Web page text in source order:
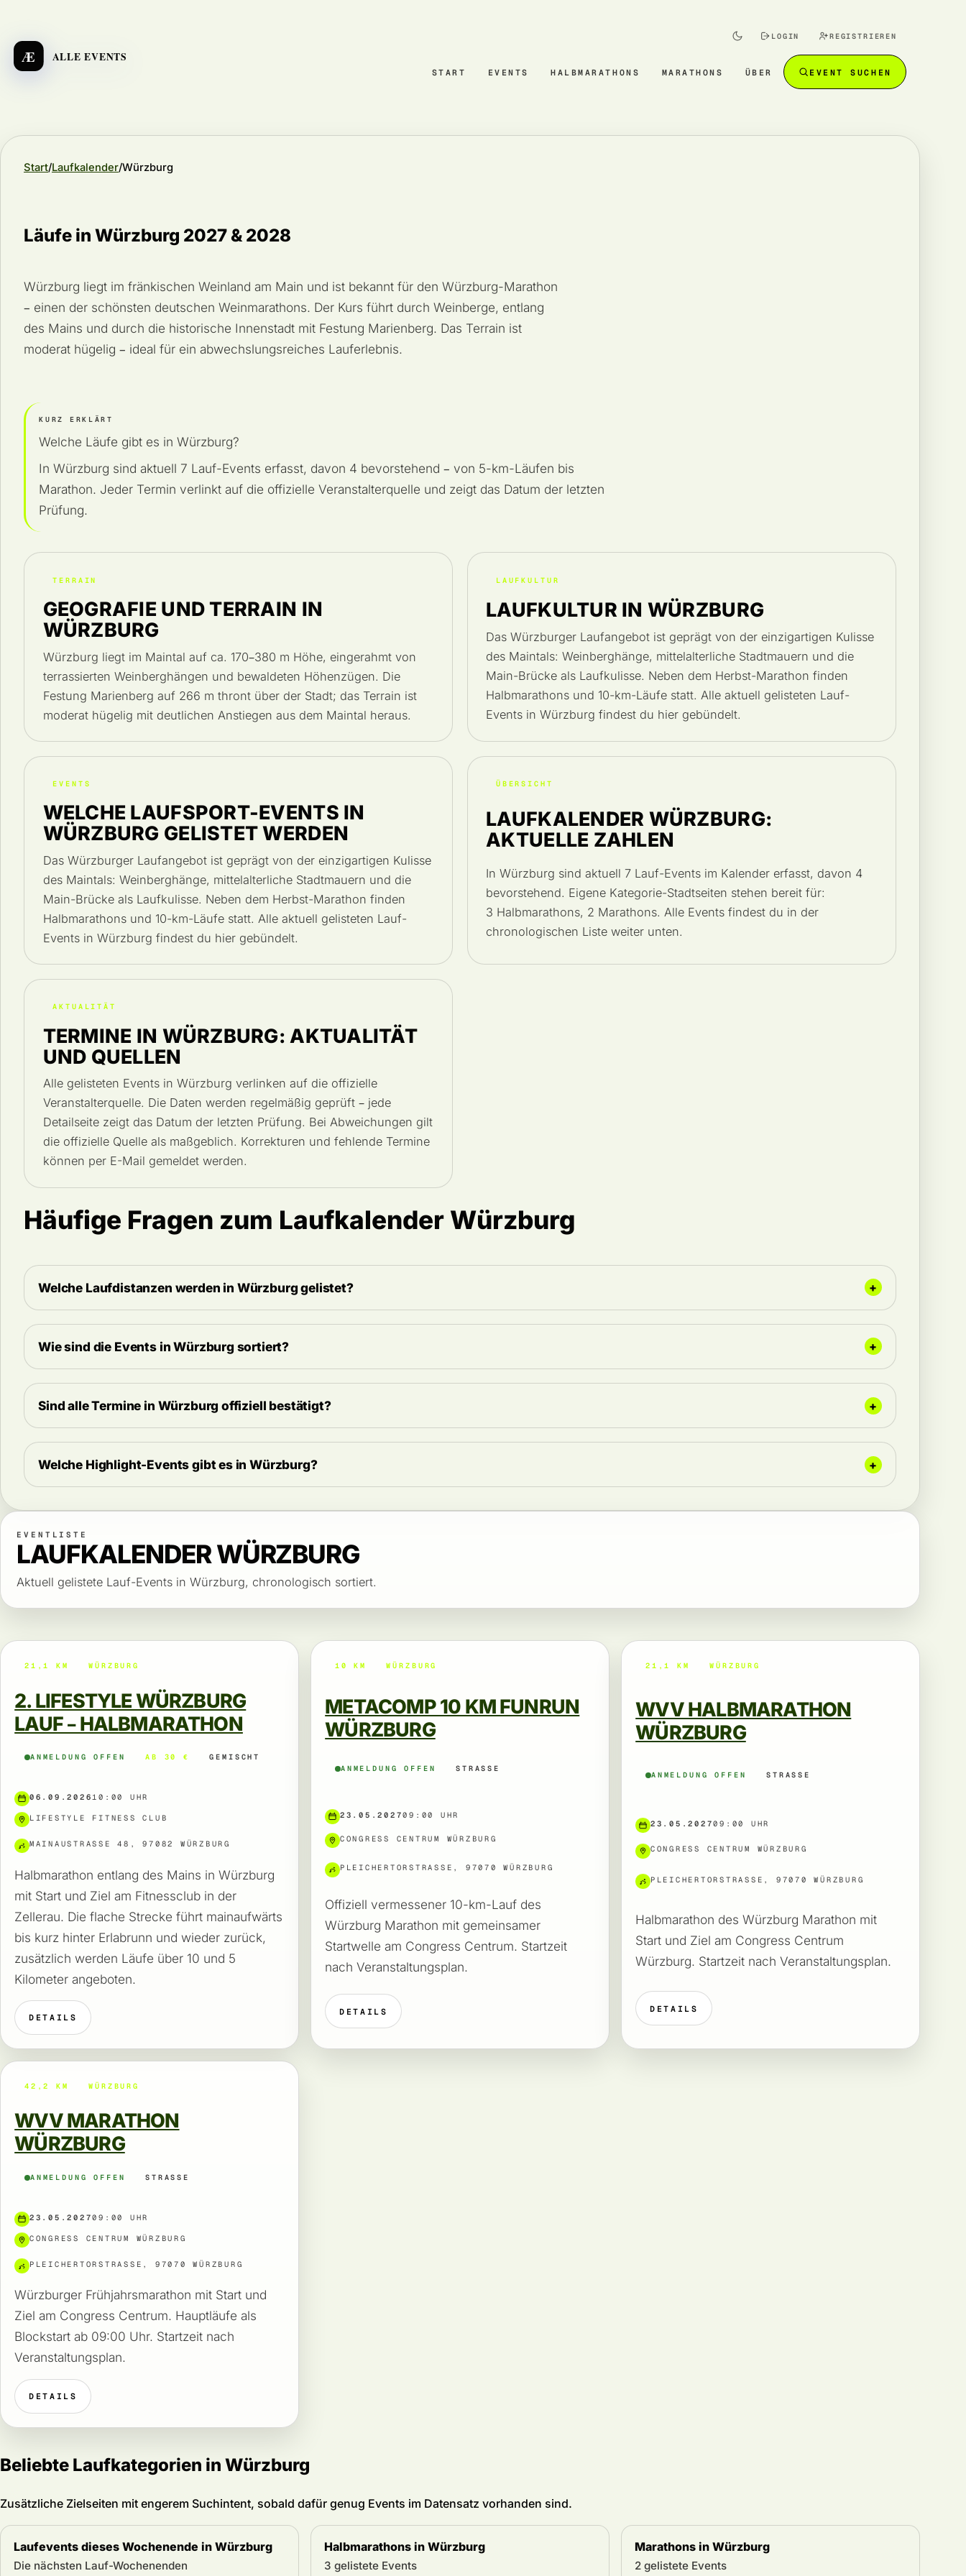
Æ ALLE EVENTS
LOGIN REGISTRIEREN
START EVENTS HALBMARATHONS MARATHONS ÜBER EVENT SUCHEN
Start Laufkalender Würzburg
Läufe in Würzburg 2027 & 2028
Würzburg liegt im fränkischen Weinland am Main und ist bekannt für den Würzburg-Marathon
– einen der schönsten deutschen Weinmarathons. Der Kurs führt durch Weinberge, entlang
des Mains und durch die historische Innenstadt mit Festung Marienberg. Das Terrain ist
moderat hügelig – ideal für ein abwechslungsreiches Lauferlebnis.
KURZ ERKLÄRT
Welche Läufe gibt es in Würzburg?
In Würzburg sind aktuell 7 Lauf-Events erfasst, davon 4 bevorstehend – von 5-km-Läufen bis
Marathon. Jeder Termin verlinkt auf die offizielle Veranstalterquelle und zeigt das Datum der letzten
Prüfung.
TERRAIN
GEOGRAFIE UND TERRAIN IN
WÜRZBURG
Würzburg liegt im Maintal auf ca. 170–380 m Höhe, eingerahmt von
terrassierten Weinberghängen und bewaldeten Höhenzügen. Die
Festung Marienberg auf 266 m thront über der Stadt; das Terrain ist
moderat hügelig mit deutlichen Anstiegen aus dem Maintal heraus.
LAUFKULTUR
LAUFKULTUR IN WÜRZBURG
Das Würzburger Laufangebot ist geprägt von der einzigartigen Kulisse
des Maintals: Weinberghänge, mittelalterliche Stadtmauern und die
Main-Brücke als Laufkulisse. Neben dem Herbst-Marathon finden
Halbmarathons und 10-km-Läufe statt. Alle aktuell gelisteten Lauf-
Events in Würzburg findest du hier gebündelt.
EVENTS
WELCHE LAUFSPORT-EVENTS IN
WÜRZBURG GELISTET WERDEN
Das Würzburger Laufangebot ist geprägt von der einzigartigen Kulisse
des Maintals: Weinberghänge, mittelalterliche Stadtmauern und die
Main-Brücke als Laufkulisse. Neben dem Herbst-Marathon finden
Halbmarathons und 10-km-Läufe statt. Alle aktuell gelisteten Lauf-
Events in Würzburg findest du hier gebündelt.
ÜBERSICHT
LAUFKALENDER WÜRZBURG:
AKTUELLE ZAHLEN
In Würzburg sind aktuell 7 Lauf-Events im Kalender erfasst, davon 4
bevorstehend. Eigene Kategorie-Stadtseiten stehen bereit für:
3 Halbmarathons, 2 Marathons. Alle Events findest du in der
chronologischen Liste weiter unten.
AKTUALITÄT
TERMINE IN WÜRZBURG: AKTUALITÄT
UND QUELLEN
Alle gelisteten Events in Würzburg verlinken auf die offizielle
Veranstalterquelle. Die Daten werden regelmäßig geprüft – jede
Detailseite zeigt das Datum der letzten Prüfung. Bei Abweichungen gilt
die offizielle Quelle als maßgeblich. Korrekturen und fehlende Termine
können per E-Mail gemeldet werden.
Häufige Fragen zum Laufkalender Würzburg
Welche Laufdistanzen werden in Würzburg gelistet?
Wie sind die Events in Würzburg sortiert?
Sind alle Termine in Würzburg offiziell bestätigt?
Welche Highlight-Events gibt es in Würzburg?
EVENTLISTE
LAUFKALENDER WÜRZBURG
Aktuell gelistete Lauf-Events in Würzburg, chronologisch sortiert.
21,1 KM WÜRZBURG
2. LIFESTYLE WÜRZBURG
LAUF – HALBMARATHON
ANMELDUNG OFFEN AB 30 € GEMISCHT
06.09.202610:00 UHR
LIFESTYLE FITNESS CLUB
MAINAUSTRASSE 48, 97082 WÜRZBURG
Halbmarathon entlang des Mains in Würzburg
mit Start und Ziel am Fitnessclub in der
Zellerau. Die flache Strecke führt mainaufwärts
bis kurz hinter Erlabrunn und wieder zurück,
zusätzlich werden Läufe über 10 und 5
Kilometer angeboten.
DETAILS
10 KM WÜRZBURG
METACOMP 10 KM FUNRUN
WÜRZBURG
ANMELDUNG OFFEN STRASSE
23.05.202709:00 UHR
CONGRESS CENTRUM WÜRZBURG
PLEICHERTORSTRASSE, 97070 WÜRZBURG
Offiziell vermessener 10-km-Lauf des
Würzburg Marathon mit gemeinsamer
Startwelle am Congress Centrum. Startzeit
nach Veranstaltungsplan.
DETAILS
21,1 KM WÜRZBURG
WVV HALBMARATHON
WÜRZBURG
ANMELDUNG OFFEN STRASSE
23.05.202709:00 UHR
CONGRESS CENTRUM WÜRZBURG
PLEICHERTORSTRASSE, 97070 WÜRZBURG
Halbmarathon des Würzburg Marathon mit
Start und Ziel am Congress Centrum
Würzburg. Startzeit nach Veranstaltungsplan.
DETAILS
42,2 KM WÜRZBURG
WVV MARATHON
WÜRZBURG
ANMELDUNG OFFEN STRASSE
23.05.202709:00 UHR
CONGRESS CENTRUM WÜRZBURG
PLEICHERTORSTRASSE, 97070 WÜRZBURG
Würzburger Frühjahrsmarathon mit Start und
Ziel am Congress Centrum. Hauptläufe als
Blockstart ab 09:00 Uhr. Startzeit nach
Veranstaltungsplan.
DETAILS
Beliebte Laufkategorien in Würzburg
Zusätzliche Zielseiten mit engerem Suchintent, sobald dafür genug Events im Datensatz vorhanden sind.
Laufevents dieses Wochenende in Würzburg
Die nächsten Lauf-Wochenenden
Halbmarathons in Würzburg
3 gelistete Events
Marathons in Würzburg
2 gelistete Events